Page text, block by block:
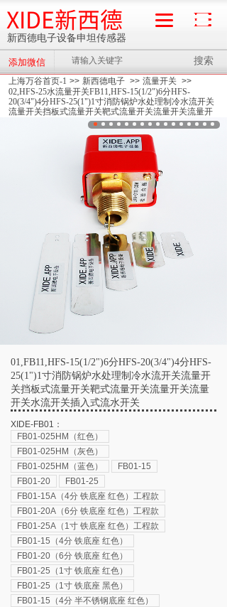
上海万谷首页-1 >> 新西德电子 >> 流量开关 >>
02,HFS-25水流量开关FB11,HFS-15(1/2")6分HFS-
20(3/4")4分HFS-25(1")1寸消防锅炉水处理制冷水流开关
流量开关挡板式流量开关靶式流量开关流量开关流量开
关水流开关插入式流水开关 >> 01,FB11,HFS-15(1/2")6分
HFS-20(3/4")4分HFS-25(1")1寸消防锅炉水处理制冷水流
开关流量开关挡板式流量开关靶式流量开关流量开关流
量开关水流开关插入式流水开关
01,FB11,HFS-15(1/2")6分HFS-20(3/4")4分HFS-
25(1")1寸消防锅炉水处理制冷水流开关流量开
关挡板式流量开关靶式流量开关流量开关流量
开关水流开关插入式流水开关
XIDE-FB01：
FB01-025HM（红色）
FB01-025HM（灰色）
FB01-025HM（蓝色）
FB01-15
FB01-20
FB01-25
FB01-15A（4分 铁底座 红色）工程款
FB01-20A（6分 铁底座 红色）工程款
FB01-25A（1寸 铁底座 红色）工程款
FB01-15（4分 铁底座 红色）
FB01-20（6分 铁底座 红色）
FB01-25（1寸 铁底座 红色）
FB01-25（1寸 铁底座 黑色）
FB01-15（4分 半不锈钢底座 红色）
搜索
添加微信
新西德电子设备申坦传感器
XIDE新西德